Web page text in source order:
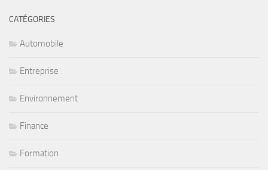
CATÉGORIES
Automobile
Entreprise
Environnement
Finance
Formation